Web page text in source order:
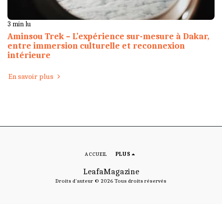
3 min lu
Aminsou Trek – L’expérience sur-mesure à Dakar,
entre immersion culturelle et reconnexion
intérieure
En savoir plus
LeafaMagazine
Droits d'auteur © 2026 Tous droits réservés
ACCUEIL PLUS